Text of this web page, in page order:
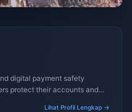
digital payment safety
protect their accounts and
Lihat Profil Lengkap →